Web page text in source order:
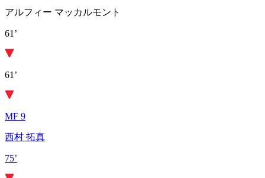
アルフィー マッカルモント
61’
61’
MF 9
西村 拓真
75’